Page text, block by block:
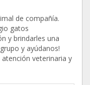
de compañía.
gatos
y brindarles una
y ayúdanos!
veterinaria y